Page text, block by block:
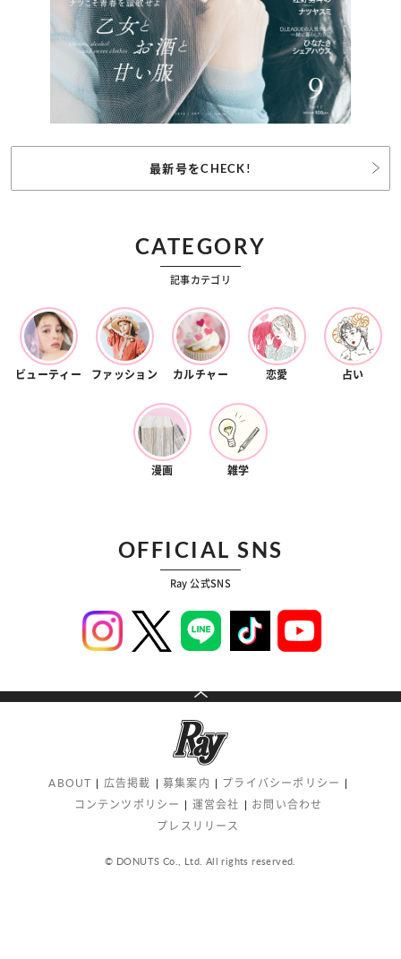
最新号をCHECK!
CATEGORY
記事カテゴリ
ビューティー ファッション カルチャー 恋愛 占い
漫画 雑学
OFFICIAL SNS
Ray 公式SNS
ABOUT 広告掲載 募集案内
プライバシーポリシー
コンテンツポリシー
運営会社
お問い合わせ
プレスリリース
© DONUTS Co., Ltd. All rights reserved.